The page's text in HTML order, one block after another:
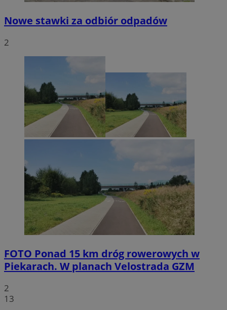
Nowe stawki za odbiór odpadów
2
FOTO Ponad 15 km dróg rowerowych w
Piekarach. W planach Velostrada GZM
2
13